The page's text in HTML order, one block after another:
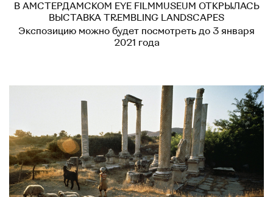
В АМСТЕРДАМСКОМ EYE FILMMUSEUM ОТКРЫЛАСЬ
ВЫСТАВКА TREMBLING LANDSCAPES
Экспозицию можно будет посмотреть до 3 января
2021 года